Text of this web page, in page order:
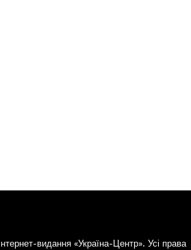
Інтернет-видання «Україна-Центр». Усі права